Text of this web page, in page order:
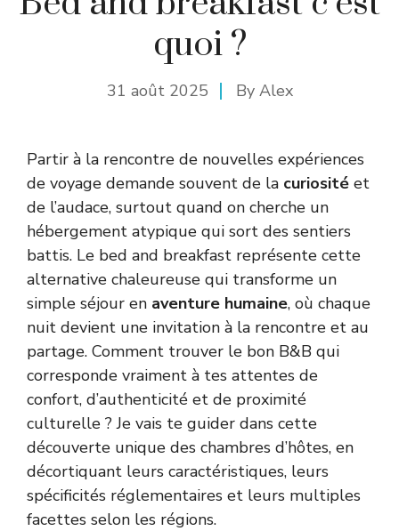
quoi ?
31 août 2025 By Alex
Partir à la rencontre de nouvelles expériences
de voyage demande souvent de la curiosité et
de l’audace, surtout quand on cherche un
hébergement atypique qui sort des sentiers
battis. Le bed and breakfast représente cette
alternative chaleureuse qui transforme un
simple séjour en aventure humaine, où chaque
nuit devient une invitation à la rencontre et au
partage. Comment trouver le bon B&B qui
corresponde vraiment à tes attentes de
confort, d’authenticité et de proximité
culturelle ? Je vais te guider dans cette
découverte unique des chambres d’hôtes, en
décortiquant leurs caractéristiques, leurs
spécificités réglementaires et leurs multiples
facettes selon les régions.